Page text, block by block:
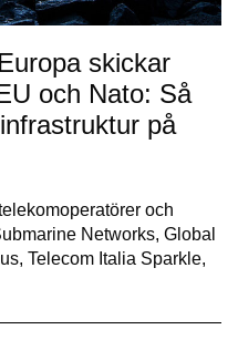
skickar
och Nato: Så
på
och
Networks, Global
Telecom Italia Sparkle,